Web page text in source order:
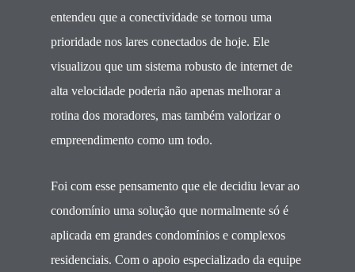
entendeu que a conectividade se tornou uma
prioridade nos lares conectados de hoje. Ele
visualizou que um sistema robusto de internet de
alta velocidade poderia não apenas melhorar a
rotina dos moradores, mas também valorizar o
empreendimento como um todo.
Foi com esse pensamento que ele decidiu levar ao
condomínio uma solução que normalmente só é
aplicada em grandes condomínios e complexos
residenciais. Com o apoio especializado da equipe